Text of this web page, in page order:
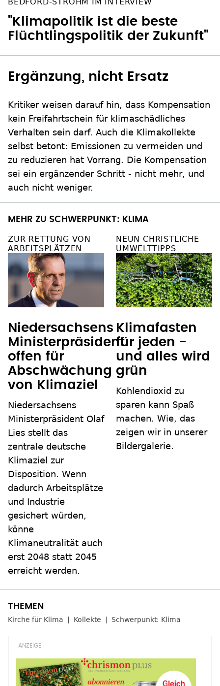
"Klimapolitik ist die beste
Flüchtlingspolitik der Zukunft"
Ergänzung, nicht Ersatz
Kritiker weisen darauf hin, dass Kompensation
kein Freifahrtschein für klimaschädliches
Verhalten sein darf. Auch die Klimakollekte
selbst betont: Emissionen zu vermeiden und
zu reduzieren hat Vorrang. Die Kompensation
sei ein ergänzender Schritt - nicht mehr, und
auch nicht weniger.
MEHR ZU SCHWERPUNKT: KLIMA
ZUR RETTUNG VON
ARBEITSPLÄTZEN
Niedersachsens
Ministerpräsident
offen für
Abschwächung
von Klimaziel
Niedersachsens
Ministerpräsident Olaf
Lies stellt das
zentrale deutsche
Klimaziel zur
Disposition. Wenn
dadurch Arbeitsplätze
und Industrie
gesichert würden,
könne
Klimaneutralität auch
erst 2048 statt 2045
erreicht werden.
NEUN CHRISTLICHE
UMWELTTIPPS
Klimafasten
für jeden -
und alles wird
grün
Kohlendioxid zu
sparen kann Spaß
machen. Wie, das
zeigen wir in unserer
Bildergalerie.
Kirche für Klima Kollekte Schwerpunkt: Klima